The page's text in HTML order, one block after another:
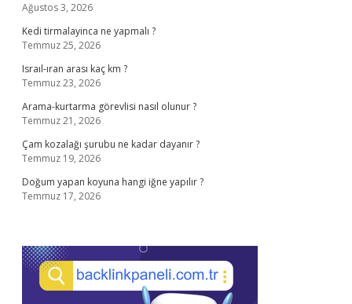
Ağustos 3, 2026
Kedi tirmalayinca ne yapmalı ?
Temmuz 25, 2026
Israıl-ıran arası kaç km ?
Temmuz 23, 2026
Arama-kurtarma görevlisi nasıl olunur ?
Temmuz 21, 2026
Çam kozalağı şurubu ne kadar dayanır ?
Temmuz 19, 2026
Doğum yapan koyuna hangi iğne yapılır ?
Temmuz 17, 2026